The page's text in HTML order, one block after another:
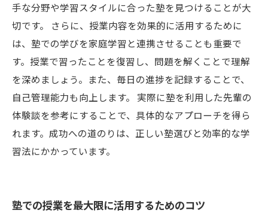
手な分野や学習スタイルに合った塾を見つけることが大
切です。 さらに、授業内容を効果的に活用するために
は、塾での学びを家庭学習と連携させることも重要で
す。授業で習ったことを復習し、問題を解くことで理解
を深めましょう。また、毎日の進捗を記録することで、
自己管理能力も向上します。 実際に塾を利用した先輩の
体験談を参考にすることで、具体的なアプローチを得ら
れます。成功への道のりは、正しい塾選びと効率的な学
習法にかかっています。
塾での授業を最大限に活用するためのコツ